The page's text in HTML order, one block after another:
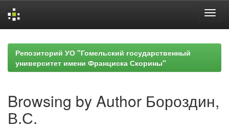
navigationРепозиторий УО "Гомельский государственный
университет имени Франциска Скорины"
Browsing by Author Бороздин,
В.С.